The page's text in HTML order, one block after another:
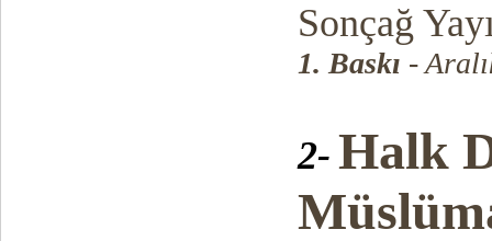
Sonçağ
1. Baskı -
2- Halk